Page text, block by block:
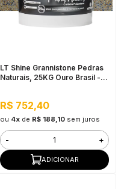
LT Shine Grannistone Pedras
Naturais, 25KG Ouro Brasil -
R$ 752,40
ou 4xde R$ 188,10 sem juros
- +
ADICIONAR